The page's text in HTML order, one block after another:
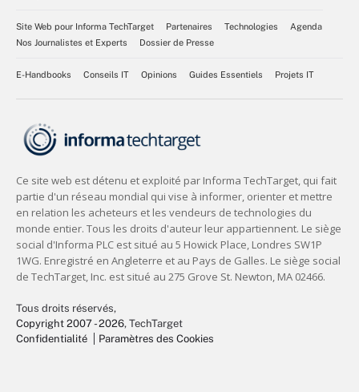
Site Web pour Informa TechTarget Partenaires Technologies
Agenda
Nos Journalistes et Experts
Dossier de Presse
E-Handbooks Conseils IT Opinions Guides Essentiels Projets IT
Tous droits réservés,
Copyright 2007 - 2026, TechTarget
Confidentialité
Paramètres des Cookies